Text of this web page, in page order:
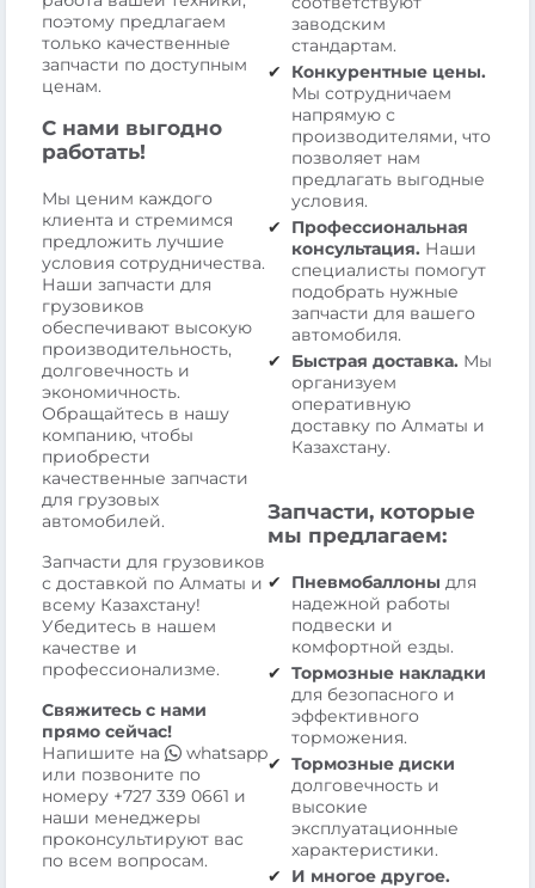
поэтому предлагаем
только качественные
запчасти по доступным
ценам.
С нами выгодно
работать!
Мы ценим каждого
клиента и стремимся
предложить лучшие
условия сотрудничества.
Наши запчасти для
грузовиков
обеспечивают высокую
производительность,
долговечность и
экономичность.
Обращайтесь в нашу
компанию, чтобы
приобрести
качественные запчасти
для грузовых
автомобилей.
Запчасти для грузовиков
с доставкой по Алматы и
всему Казахстану!
Убедитесь в нашем
качестве и
профессионализме.
Свяжитесь с нами
прямо сейчас!
Напишите на
whatsapp
или позвоните по
номеру +727 339 0661 и
наши менеджеры
проконсультируют вас
по всем вопросам.
заводским
стандартам.
Конкурентные цены.
Мы сотрудничаем
напрямую с
производителями, что
позволяет нам
предлагать выгодные
условия.
Профессиональная
консультация. Наши
специалисты помогут
подобрать нужные
запчасти для вашего
автомобиля.
Быстрая доставка. Мы
организуем
оперативную
доставку по Алматы и
Казахстану.
Запчасти, которые
мы предлагаем:
Пневмобаллоны для
надежной работы
подвески и
комфортной езды.
Тормозные накладки
для безопасного и
эффективного
торможения.
Тормозные диски
долговечность и
высокие
эксплуатационные
характеристики.
И многое другое.